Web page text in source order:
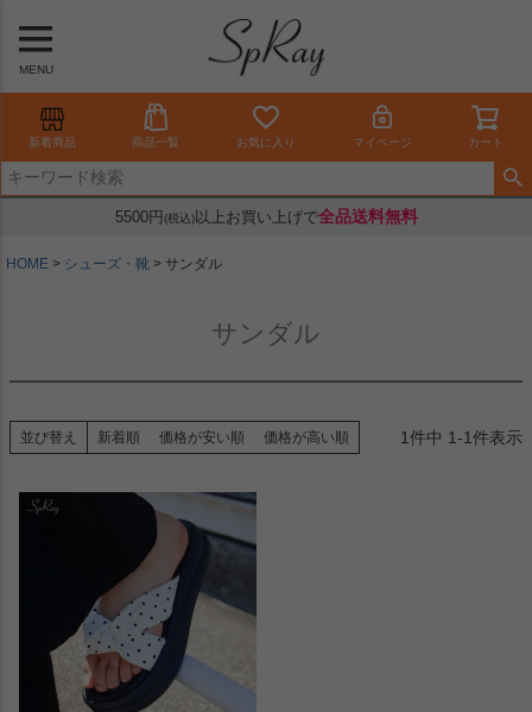
MENU
新着商品 商品一覧 お気に入り マイページ カート
5500円(税込)以上お買い上げで全品送料無料
HOME シューズ・靴 サンダル
サンダル
並び替え 新着順 価格が安い順 価格が高い順 1件中 1-1件表示